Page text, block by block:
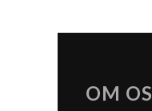
OM OS